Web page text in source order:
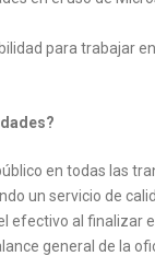
para trabajar
en todas las
un servicio de
efectivo al finalizar
general de la